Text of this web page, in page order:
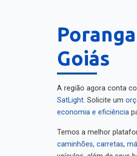
Goiás
A região agora conta
SatLight
. Solicite um
economia e eficiência
Temos a melhor
caminhões
veículos, além de seus